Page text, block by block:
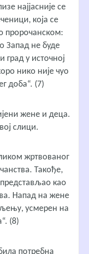
најјасније се
која се
пророчанском:
Запад не буде
град у источној
нико није чуо
доба“. (7)
жене и деца.
слици.
жртвованог
Такође,
као
Напад на жене
усмерен на
(8)
потребна